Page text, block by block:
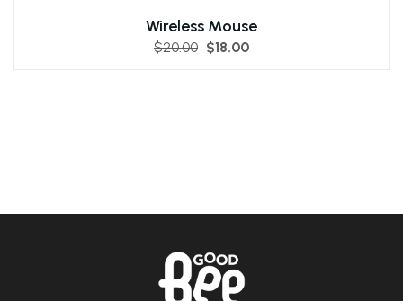
Wireless Mouse
$20.00 $18.00